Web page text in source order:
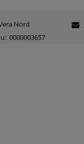
Nord
0000003657